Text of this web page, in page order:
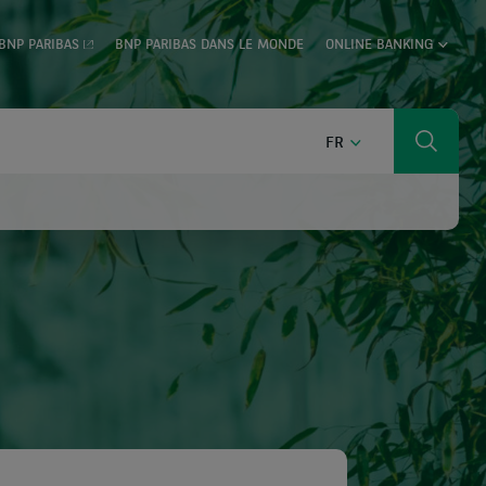
PARIBAS BNP PARIBAS DANS LE MONDE ONLINE BANKING
FR FRANÇAIS